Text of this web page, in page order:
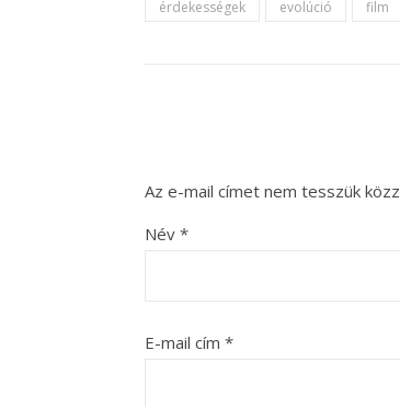
érdekességek evolúció film
Az e-mail címet nem tesszük
Név *
E-mail cím *